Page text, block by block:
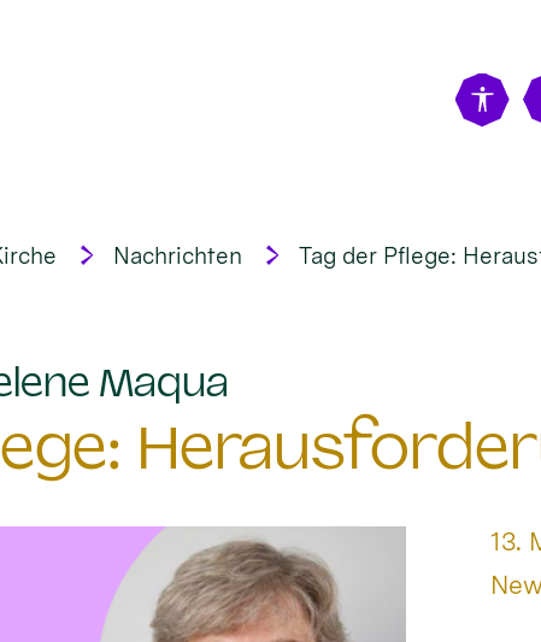
Nachrichten Tag der Pflege:
Maqua
13.
Von: